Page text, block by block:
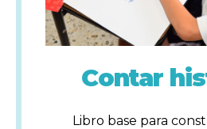
Contar
Libro base para